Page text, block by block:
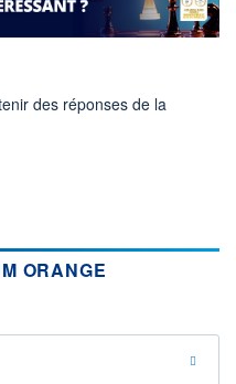
16,6
CLÔTURE VEILLE
16,145
des réponses de la
ORANGE